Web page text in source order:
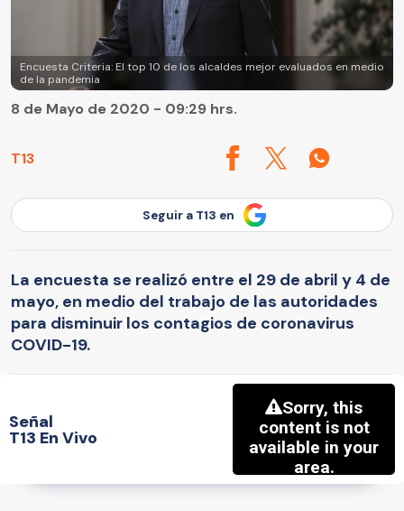
Encuesta Criteria: El top 10 de los alcaldes mejor evaluados en medio
de la pandemia
T13
8 de Mayo de 2020 - 09:29 hrs.
Seguir a T13 en
La encuesta se realizó entre el 29 de abril y 4 de
mayo, en medio del trabajo de las autoridades
para disminuir los contagios de coronavirus
COVID-19.
Señal
T13 En Vivo